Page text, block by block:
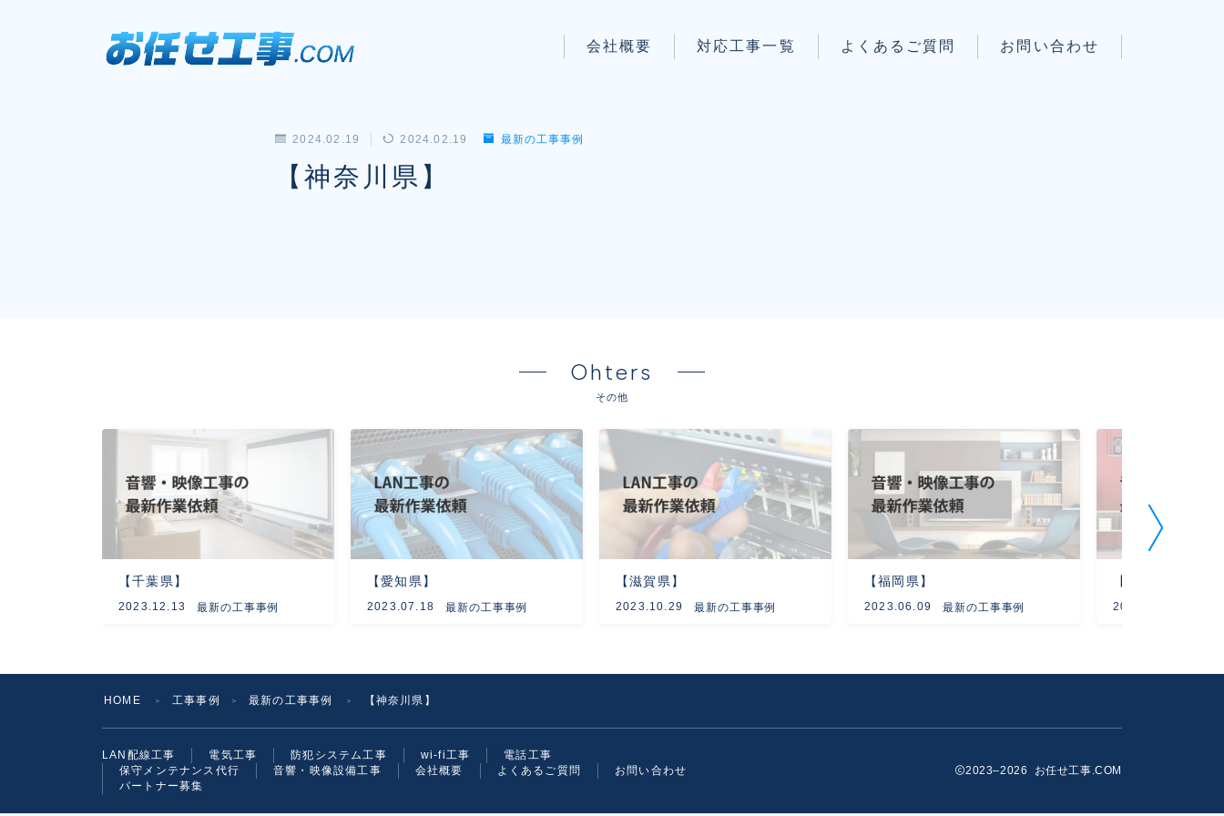
会社概要 対応工事一覧 よくあるご質問 お問い合わせ
2024.02.19 2024.02.19 最新の工事事例
【神奈川県】
Ohters
その他
【千葉県】
2023.12.13 最新の工事事例
【愛知県】
2023.07.18 最新の工事事例
【滋賀県】
2023.10.29 最新の工事事例
【福岡県】
2023.06.09 最新の工事事例 2023.11.09
HOME ＞ 工事事例 ＞ 最新の工事事例 ＞ 【神奈川県】
LAN配線工事 電気工事 防犯システム工事 wi-fi工事
電話工事
保守メンテナンス代行
音響・映像設備工事 会社概要 よくあるご質問
お問い合わせ
パートナー募集
2023–2026 お任せ工事.COM